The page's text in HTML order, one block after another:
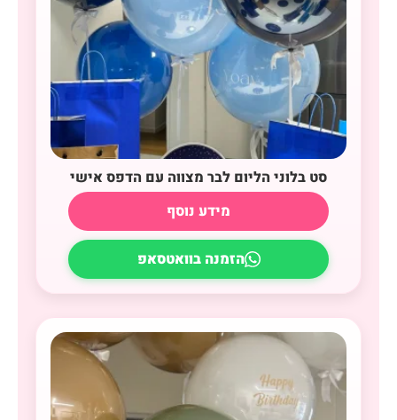
סט בלוני הליום לבר מצווה עם הדפס אישי
מידע נוסף
הזמנה בוואטסאפ